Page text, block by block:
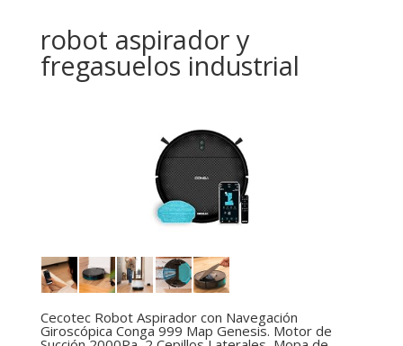
robot aspirador y
fregasuelos industrial
Cecotec Robot Aspirador con Navegación
Giroscópica Conga 999 Map Genesis. Motor de